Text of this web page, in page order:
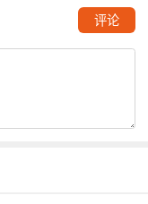
评论